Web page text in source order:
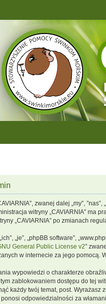
zwanej dalej „my”,
witryny „CAVIARNIA”
„CAVIARNIA” po zmianach
„je”, „phpBB software”,
General Public License v2”
w internecie za jego pomocą.
wypowiedzi o charakterze
zablokowaniem dostępu do tej
każdy twój temat, post.
ponosi odpowiedzialności za